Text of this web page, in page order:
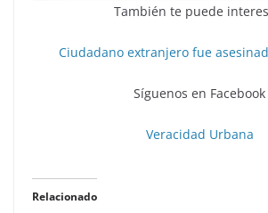
También te puede
Ciudadano extranjero fue
Síguenos en Facebook
Veracidad Urbana
Relacionado